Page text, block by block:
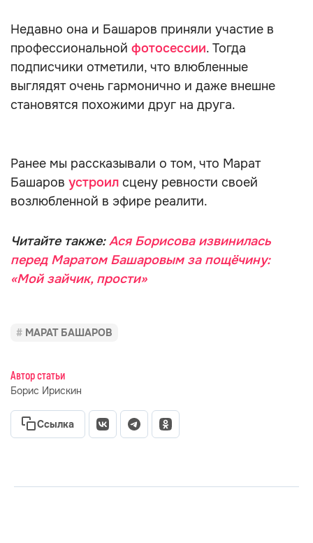
Недавно она и Башаров приняли участие в
профессиональной фотосессии. Тогда
подписчики отметили, что влюбленные
выглядят очень гармонично и даже внешне
становятся похожими друг на друга.
Ранее мы рассказывали о том, что Марат
Башаров устроил сцену ревности своей
возлюбленной в эфире реалити.
Читайте также:Ася Борисова извинилась
перед Маратом Башаровым за пощёчину:
«Мой зайчик, прости»
МАРАТ БАШАРОВ
Автор статьи
Борис Ирискин
Ссылка